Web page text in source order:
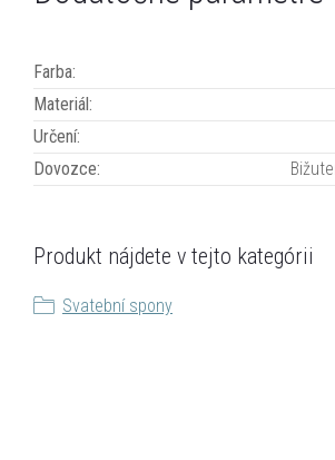
Farba:
Materiál:
Určení:
Dovozce:
Produkt nájdete v tejto kategórii
Svatební spony